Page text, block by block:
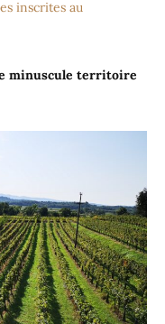
inscrites au
minuscule territoire